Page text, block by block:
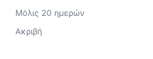
Μόλις 20 ημερών
Ακριβή